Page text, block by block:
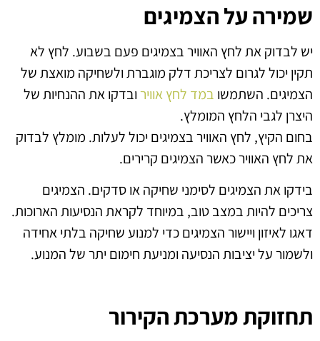
שמירה על הצמיגים
יש לבדוק את לחץ האוויר בצמיגים פעם בשבוע. לחץ לא
תקין יכול לגרום לצריכת דלק מוגברת ולשחיקה מואצת של
הצמיגים. השתמשו במד לחץ אווירובדקו את ההנחיות של
היצרן לגבי הלחץ המומלץ.
בחום הקיץ, לחץ האוויר בצמיגים יכול לעלות. מומלץ לבדוק
את לחץ האוויר כאשר הצמיגים קרירים.
בידקו את הצמיגים לסימני שחיקה או סדקים. הצמיגים
צריכים להיות במצב טוב, במיוחד לקראת הנסיעות הארוכות.
דאגו לאיזון ויישור הצמיגים כדי למנוע שחיקה בלתי אחידה
ולשמור על יציבות הנסיעה ומניעת חימום יתר של המנוע.
תחזוקת מערכת הקירור